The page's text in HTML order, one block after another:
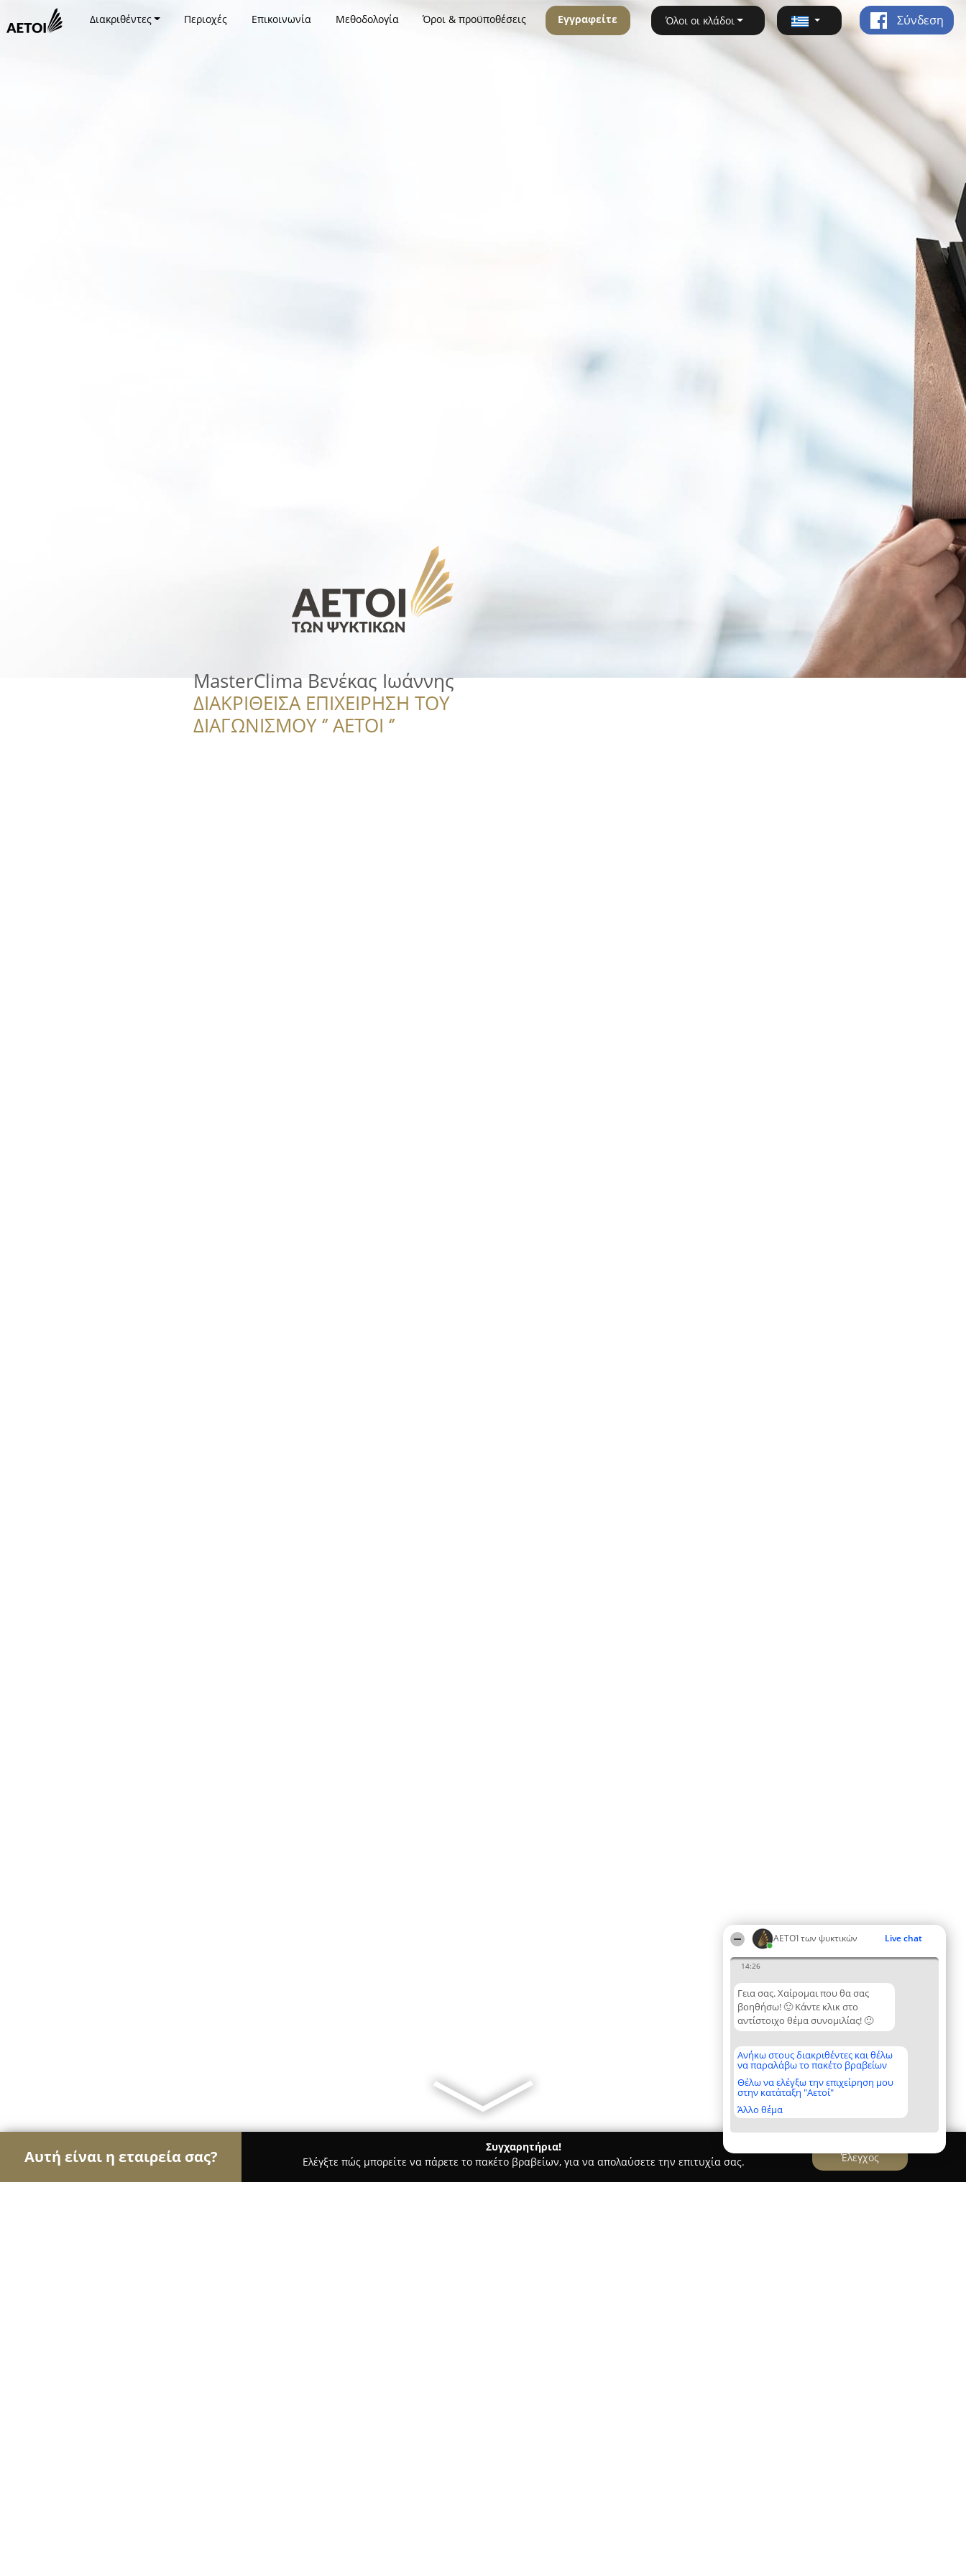
ΑΕΤΟΊ των ψυκτικών Live chat
14:26
Γεια σας. Χαίρομαι που θα σας
βοηθήσω! 🙂 Κάντε κλικ στο
αντίστοιχο θέμα συνομιλίας! 🙂
Ανήκω στους διακριθέντες και θέλω
να παραλάβω το πακέτο βραβείων
Θέλω να ελέγξω την επιχείρηση μου
στην κατάταξη "Αετοί"
Άλλο θέμα
Διακριθέντες Περιοχές Επικοινωνία Μεθοδολογία Όροι & προϋποθέσεις Εγγραφείτε Όλοι οι κλάδοι Σύνδεση
MasterClima Βενέκας Ιωάννης
ΔΙΑΚΡΙΘΕΙΣΑ ΕΠΙΧΕΙΡΗΣΗ ΤΟΥ
ΔΙΑΓΩΝΙΣΜΟΥ ‘’ ΑΕΤΟΙ ‘’
Αυτή είναι η εταιρεία σας?
Συγχαρητήρια!
Ελέγξτε πώς μπορείτε να πάρετε το πακέτο βραβείων, για να απολαύσετε την επιτυχία σας.
Έλεγχος